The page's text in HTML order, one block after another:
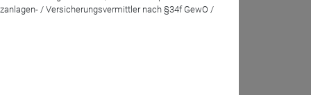
/ Versicherungsvermittler nach §34f GewO /